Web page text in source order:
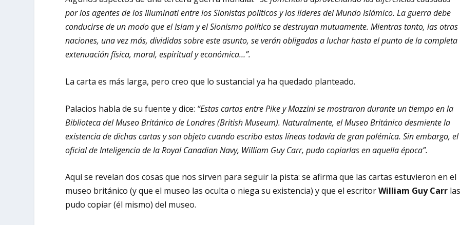
por los agentes de los Illuminati entre los Sionistas políticos y los líderes del Mundo Islámico. La guerra debe
conducirse de un modo que el Islam y el Sionismo político se destruyan mutuamente. Mientras tanto, las otras
naciones, una vez más, divididas sobre este asunto, se verán obligadas a luchar hasta el punto de la completa
extenuación física, moral, espiritual y económica…”.
La carta es más larga, pero creo que lo sustancial ya ha quedado planteado.
Palacios habla de su fuente y dice: “Estas cartas entre Pike y Mazzini se mostraron durante un tiempo en la
Biblioteca del Museo Británico de Londres (British Museum). Naturalmente, el Museo Británico desmiente la
existencia de dichas cartas y son objeto cuando escribo estas líneas todavía de gran polémica. Sin embargo, el
oficial de Inteligencia de la Royal Canadian Navy, William Guy Carr, pudo copiarlas en aquella época”.
Aquí se revelan dos cosas que nos sirven para seguir la pista: se afirma que las cartas estuvieron en el
museo británico (y que el museo las oculta o niega su existencia) y que el escritorWilliam Guy Carr
pudo copiar (él mismo) del museo.